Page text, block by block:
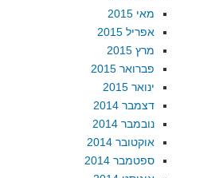
מאי 2015
אפריל 2015
מרץ 2015
פברואר 2015
ינואר 2015
דצמבר 2014
נובמבר 2014
אוקטובר 2014
ספטמבר 2014